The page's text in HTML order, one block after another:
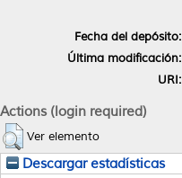
Fecha del depósito:
Última modificación:
URI:
Actions (login required)
Ver elemento
Descargar estadísticas